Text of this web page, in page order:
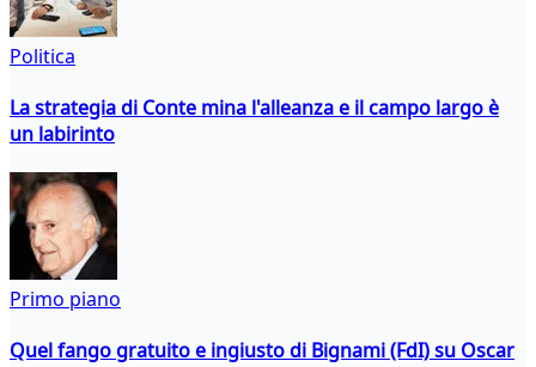
Politica
La strategia di Conte mina l'alleanza e il campo largo è
un labirinto
Primo piano
Quel fango gratuito e ingiusto di Bignami (FdI) su Oscar